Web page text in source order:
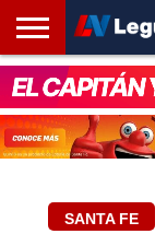
INICIO
SANTA
FE
ROSARIO24
REGIONES
ARGENTINA
OPINIÓN
CONTACTO
SANTA FE